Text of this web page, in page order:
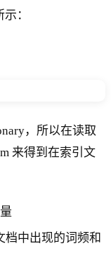
：
，所以在读取
来得到在索引文
档中出现的词频和